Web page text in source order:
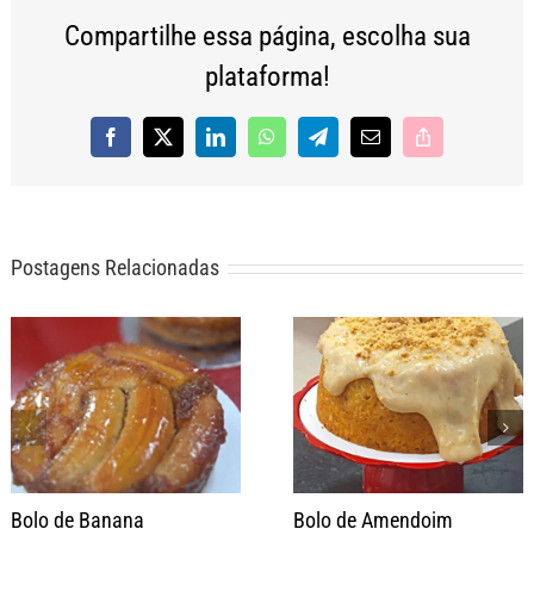
Compartilhe essa página, escolha sua
plataforma!
Facebook
X LinkedInWhatsAppTelegram
E-
Copy
Postagens Relacionadas
Bolo de Banana Bolo de Amendoim